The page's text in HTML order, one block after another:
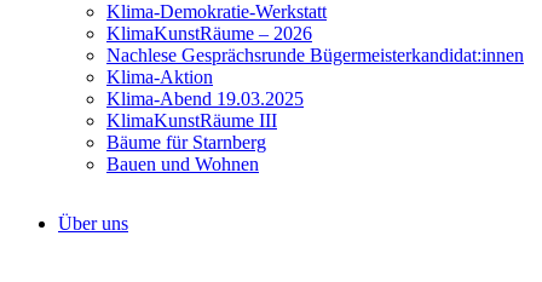
Klima-Demokratie-Werkstatt
KlimaKunstRäume – 2026
Nachlese Gesprächsrunde Bügermeisterkandidat:innen
Klima-Aktion
Klima-Abend 19.03.2025
KlimaKunstRäume III
Bäume für Starnberg
Bauen und Wohnen
Über uns